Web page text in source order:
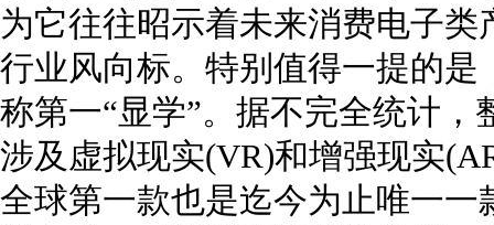
为它往往昭示着未来消费电子
行业风向标。特别值得一提的
称第一“显学”。据不完全统计
涉及虚拟现实(VR)和增强现实
全球第一款也是迄今为止唯一